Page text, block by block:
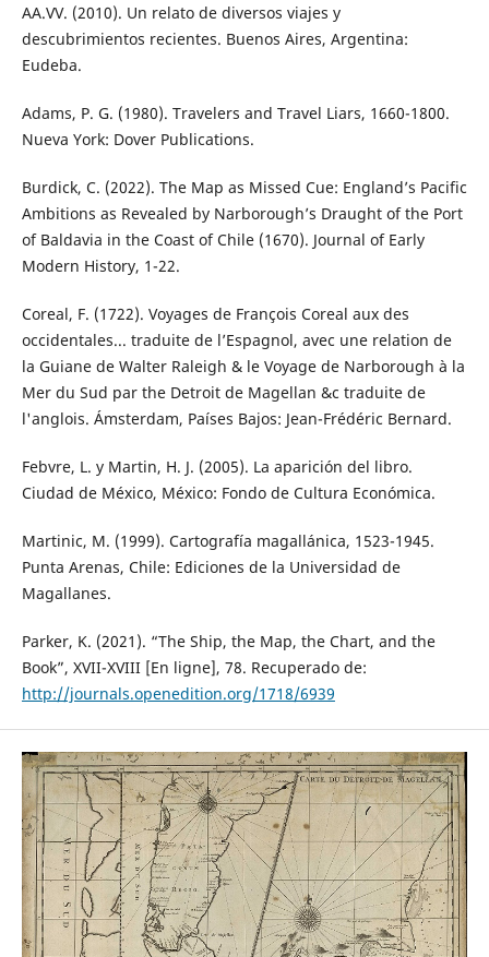
AA.VV. (2010). Un relato de diversos viajes y
descubrimientos recientes. Buenos Aires, Argentina:
Eudeba.
Adams, P. G. (1980). Travelers and Travel Liars, 1660-1800.
Nueva York: Dover Publications.
Burdick, C. (2022). The Map as Missed Cue: England’s Pacific
Ambitions as Revealed by Narborough’s Draught of the Port
of Baldavia in the Coast of Chile (1670). Journal of Early
Modern History, 1-22.
Coreal, F. (1722). Voyages de François Coreal aux des
occidentales... traduite de l’Espagnol, avec une relation de
la Guiane de Walter Raleigh & le Voyage de Narborough à la
Mer du Sud par the Detroit de Magellan &c traduite de
l'anglois. Ámsterdam, Países Bajos: Jean-Frédéric Bernard.
Febvre, L. y Martin, H. J. (2005). La aparición del libro.
Ciudad de México, México: Fondo de Cultura Económica.
Martinic, M. (1999). Cartografía magallánica, 1523-1945.
Punta Arenas, Chile: Ediciones de la Universidad de
Magallanes.
Parker, K. (2021). “The Ship, the Map, the Chart, and the
Book”, XVII-XVIII [En ligne], 78. Recuperado de:
http://journals.openedition.org/1718/6939